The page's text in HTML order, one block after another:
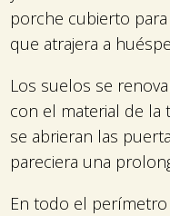
porche cubierto
que atrajera a
Los suelos se
con el material de la
se abrieran las
pareciera una
En todo el